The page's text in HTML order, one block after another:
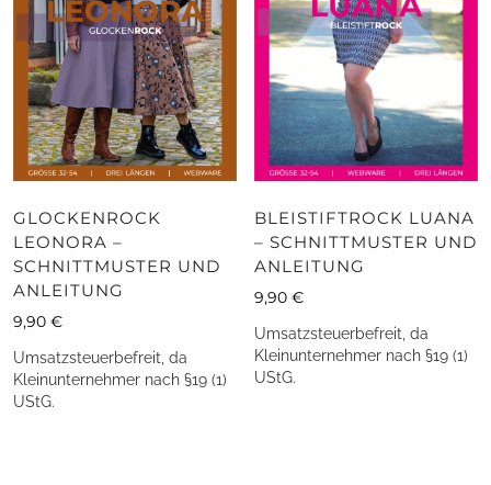
GLOCKENROCK
LEONORA –
SCHNITTMUSTER UND
ANLEITUNG
9,90 €
Umsatzsteuerbefreit, da
Kleinunternehmer nach §19 (1)
UStG.
BLEISTIFTROCK LUANA
– SCHNITTMUSTER UND
ANLEITUNG
9,90€
Umsatzsteuerbefreit, da
Kleinunternehmer nach §19 (1)
UStG.